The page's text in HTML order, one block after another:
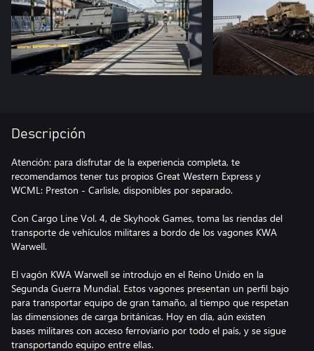
Descripción
Atención: para disfrutar de la experiencia completa, te
recomendamos tener tus propios Great Western Express y
WCML: Preston - Carlisle, disponibles por separado.
Con Cargo Line Vol. 4, de Skyhook Games, toma las riendas del
transporte de vehículos militares a bordo de los vagones KWA
Warwell.
El vagón KWA Warwell se introdujo en el Reino Unido en la
Segunda Guerra Mundial. Estos vagones presentan un perfil bajo
para transportar equipo de gran tamaño, al tiempo que respetan
las dimensiones de carga británicas. Hoy en día, aún existen
bases militares con acceso ferroviario por todo el país, y se sigue
transportando equipo entre ellas.